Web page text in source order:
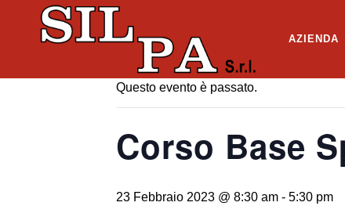
AZIENDA
« Tutti gli Eventi
Questo evento è passato.
Corso Base
23 Febbraio 2023 @ 8:30 am - 5:30 pm